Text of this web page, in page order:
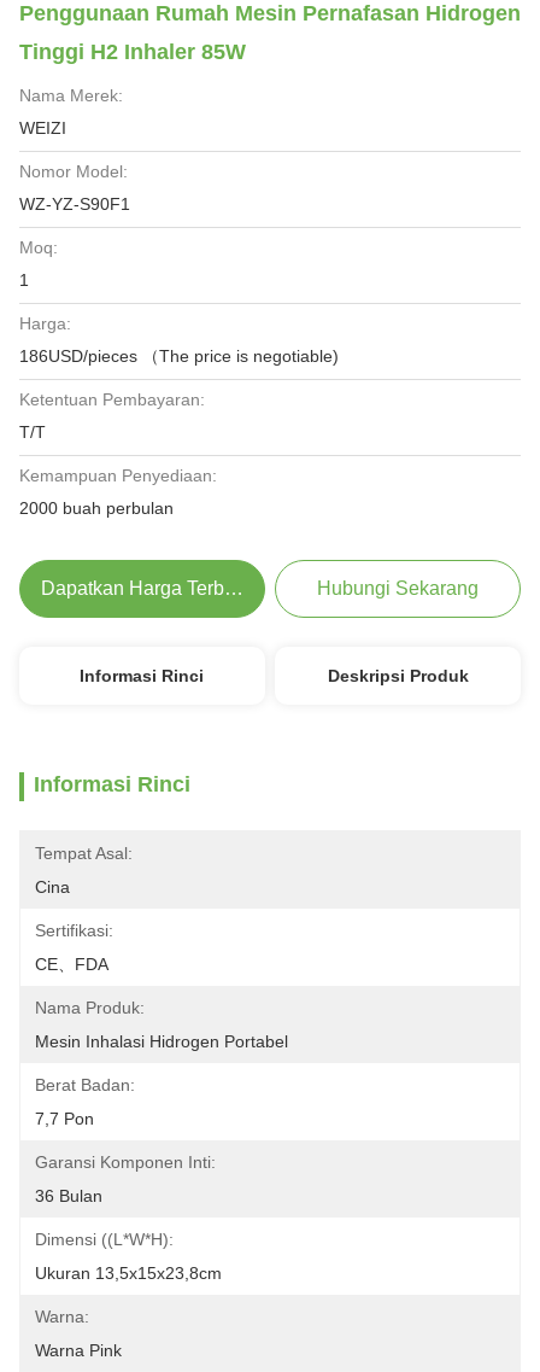
Penggunaan Rumah Mesin Pernafasan Hidrogen
Tinggi H2 Inhaler 85W
Nama Merek:
WEIZI
Nomor Model:
WZ-YZ-S90F1
Moq:
1
Harga:
186USD/pieces （The price is negotiable)
Ketentuan Pembayaran:
T/T
Kemampuan Penyediaan:
2000 buah perbulan
Dapatkan Harga Terbaik Hubungi Sekarang
Informasi Rinci Deskripsi Produk
Informasi Rinci
Tempat Asal:
Cina
Sertifikasi:
CE、FDA
Nama Produk:
Mesin Inhalasi Hidrogen Portabel
Berat Badan:
7,7 Pon
Garansi Komponen Inti:
36 Bulan
Dimensi ((L*W*H):
Ukuran 13,5x15x23,8cm
Warna:
Warna Pink